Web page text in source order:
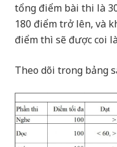
tổng điểm bài thi là
180 điểm trở lên, và
điểm thì sẽ được coi
Theo dõi trong bảng